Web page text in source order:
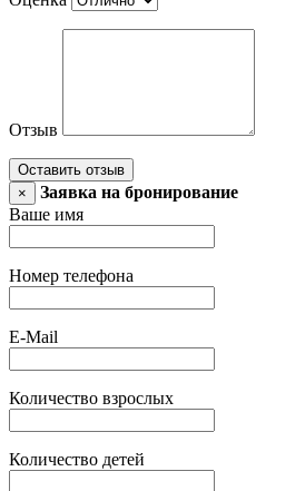
Отзыв
Оставить отзыв
×
Заявка на бронирование
Ваше имя
Номер телефона
E-Mail
Количество взрослых
Количество детей